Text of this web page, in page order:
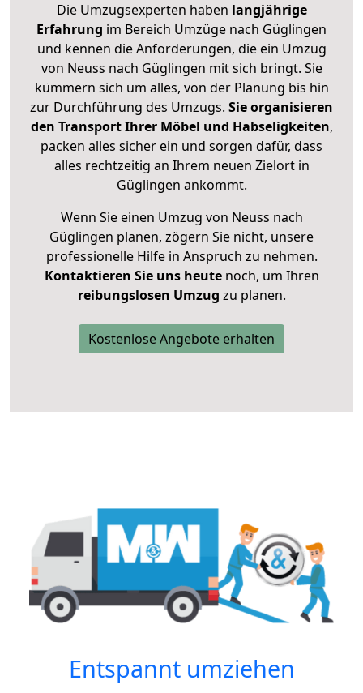
Die Umzugsexperten haben langjährige
Erfahrung im Bereich Umzüge nach Güglingen
und kennen die Anforderungen, die ein Umzug
von Neuss nach Güglingen mit sich bringt. Sie
kümmern sich um alles, von der Planung bis hin
zur Durchführung des Umzugs. Sie organisieren
den Transport Ihrer Möbel und Habseligkeiten,
packen alles sicher ein und sorgen dafür, dass
alles rechtzeitig an Ihrem neuen Zielort in
Güglingen ankommt.
Wenn Sie einen Umzug von Neuss nach
Güglingen planen, zögern Sie nicht, unsere
professionelle Hilfe in Anspruch zu nehmen.
Kontaktieren Sie uns heutenoch, um Ihren
reibungslosen Umzug zu planen.
Kostenlose Angebote erhalten
Entspannt umziehen